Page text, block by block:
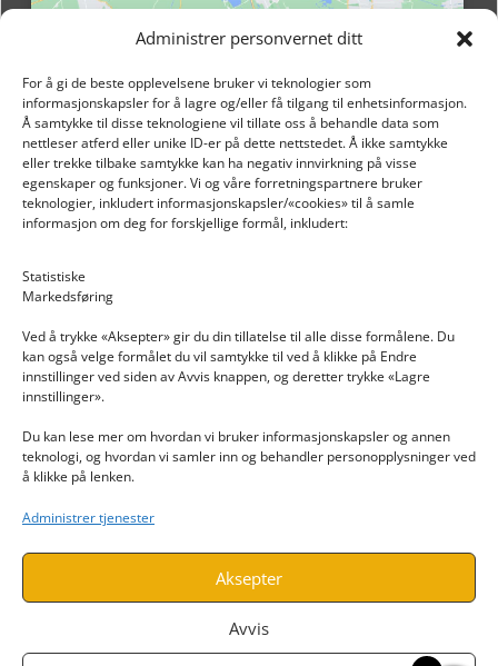
Administrer personvernet ditt
For å gi de beste opplevelsene bruker vi teknologier som
informasjonskapsler for å lagre og/eller få tilgang til enhetsinformasjon.
Å samtykke til disse teknologiene vil tillate oss å behandle data som
nettleser atferd eller unike ID-er på dette nettstedet. Å ikke samtykke
eller trekke tilbake samtykke kan ha negativ innvirkning på visse
egenskaper og funksjoner. Vi og våre forretningspartnere bruker
teknologier, inkludert informasjonskapsler/«cookies» til å samle
informasjon om deg for forskjellige formål, inkludert:
Statistiske
Markedsføring
Ved å trykke «Aksepter» gir du din tillatelse til alle disse formålene. Du
kan også velge formålet du vil samtykke til ved å klikke på Endre
innstillinger ved siden av Avvis knappen, og deretter trykke «Lagre
innstillinger».
Du kan lese mer om hvordan vi bruker informasjonskapsler og annen
teknologi, og hvordan vi samler inn og behandler personopplysninger ved
å klikke på lenken.
Administrer tjenester
Aksepter
Avvis
INFORMASJON
Personvern